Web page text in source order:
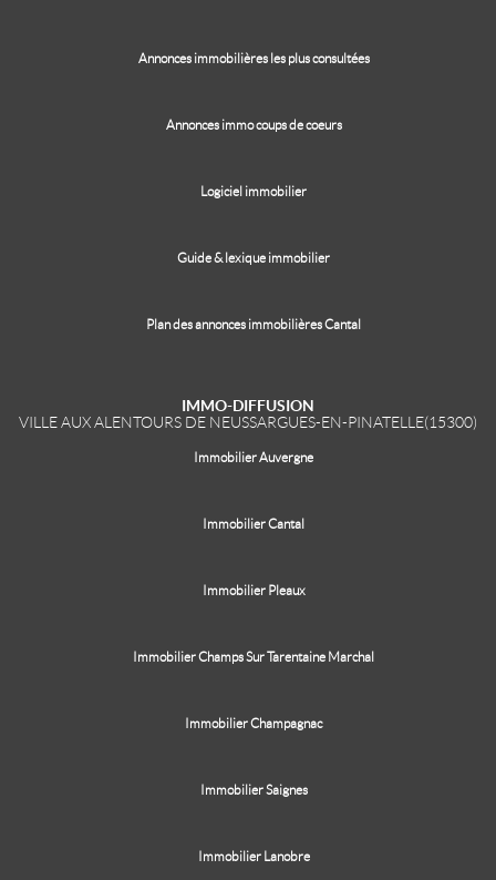
Annonces immobilières les plus consultées
Annonces immo coups de coeurs
Logiciel immobilier
Guide & lexique immobilier
Plan des annonces immobilières Cantal
IMMO-DIFFUSION
VILLE AUX ALENTOURS DE NEUSSARGUES-EN-PINATELLE(15300)
Immobilier Auvergne
Immobilier Cantal
Immobilier Pleaux
Immobilier Champs Sur Tarentaine Marchal
Immobilier Champagnac
Immobilier Saignes
Immobilier Lanobre